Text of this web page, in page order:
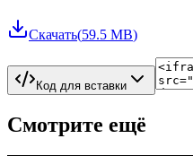
Скачать(59.5 MB)
Код для вставки
Смотрите ещё